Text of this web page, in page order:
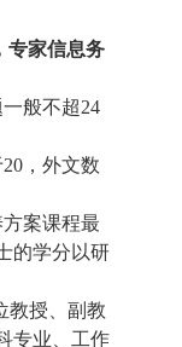
专家信息务
般不超24
，外文数
案课程最
的学分以研
教授、副教
专业、工作